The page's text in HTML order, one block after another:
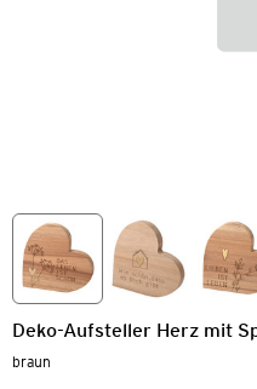
Deko-Aufsteller Herz mit
braun